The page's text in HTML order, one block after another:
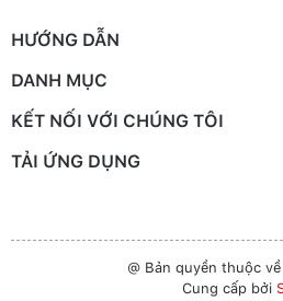
HƯỚNG DẪN
DANH MỤC
KẾT NỐI VỚI CHÚNG TÔI
TẢI ỨNG DỤNG
@ Bản quyền thuộc
Cung cấp bởi